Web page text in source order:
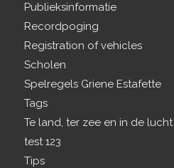
Publieksinformatie
Recordpoging
Registration of vehicles
Scholen
Spelregels Griene Estafette
Tags
Te land, ter zee en in de lucht
test 123
Tips